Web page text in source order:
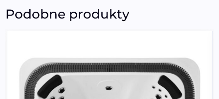
Podobne produkty